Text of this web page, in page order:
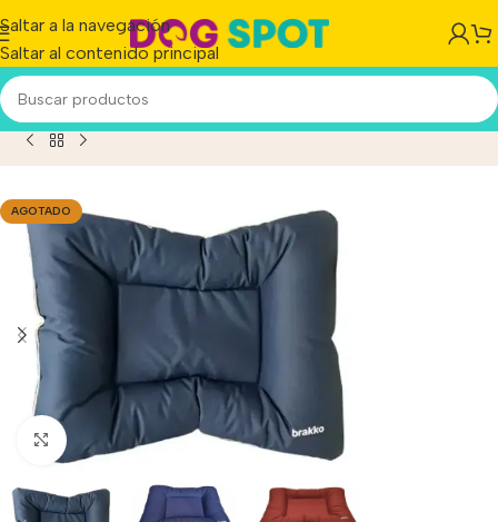
Saltar a la navegación
Saltar al contenido principal
Para Perros/gatos Brakko Extreme 4 ( 80 X 65 X Cm)
AGOTADO
Haga clic para ampliar